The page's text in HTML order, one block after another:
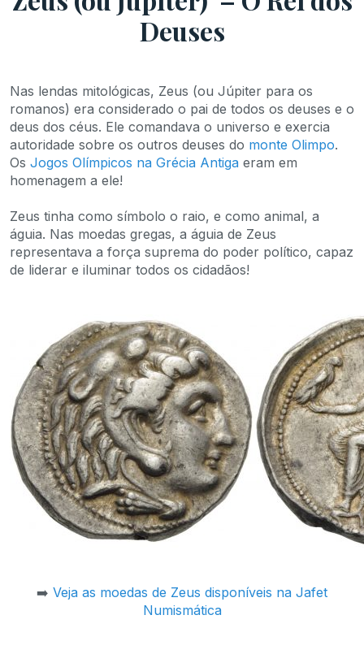
Deuses
Nas lendas mitológicas, Zeus (ou Júpiter para os
romanos) era considerado o pai de todos os deuses e o
deus dos céus. Ele comandava o universo e exercia
autoridade sobre os outros deuses do monte Olimpo.
Os Jogos Olímpicos na Grécia Antiga eram em
homenagem a ele!
Zeus tinha como símbolo o raio, e como animal, a
águia. Nas moedas gregas, a águia de Zeus
representava a força suprema do poder político, capaz
de liderar e iluminar todos os cidadãos!
➡️ Veja as moedas de Zeus disponíveis na Jafet
Numismática